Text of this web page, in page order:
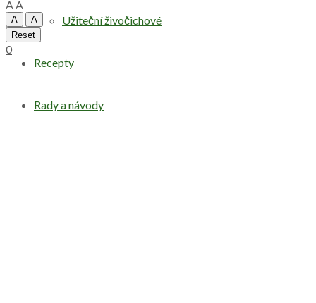
Užiteční živočichové
Recepty
Rady a návody
AA
A
A
Reset
0